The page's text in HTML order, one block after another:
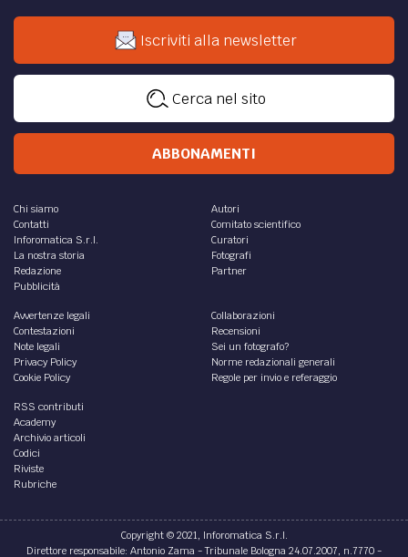
Iscriviti alla newsletter
Cerca nel sito
ABBONAMENTI
Chi siamo
Contatti
Inforomatica S.r.l.
La nostra storia
Redazione
Pubblicità
Autori
Comitato scientifico
Curatori
Fotografi
Partner
Avvertenze legali
Contestazioni
Note legali
Privacy Policy
Cookie Policy
Collaborazioni
Recensioni
Sei un fotografo?
Norme redazionali generali
Regole per invio e referaggio
RSS contributi
Academy
Archivio articoli
Codici
Riviste
Rubriche
Copyright © 2021, Inforomatica S.r.l.
Direttore responsabile: Antonio Zama - Tribunale Bologna 24.07.2007, n.7770 -